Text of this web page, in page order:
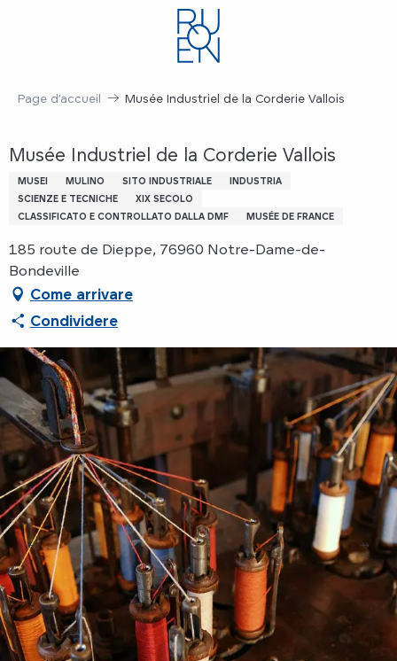
Page d’accueil Musée Industriel de la Corderie Vallois
Musée Industriel de la Corderie Vallois
MUSEI MULINO SITO INDUSTRIALE
INDUSTRIA
SCIENZE E TECNICHE
XIX SECOLO
CLASSIFICATO E CONTROLLATO DALLA DMF
MUSÉE DE FRANCE
185 route de Dieppe, 76960 Notre-Dame-de-
Bondeville
Come arrivare
Condividere